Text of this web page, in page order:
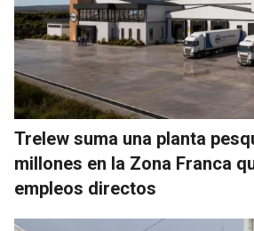
Trelew suma una planta
millones en la Zona Franca
empleos directos